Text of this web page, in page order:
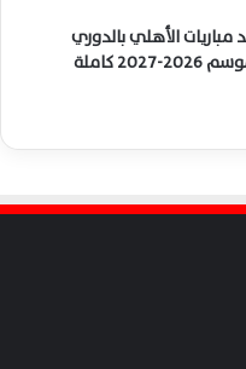
الأهلي بالدوري
المصري الممتاز موسم 2026-2027 كاملة